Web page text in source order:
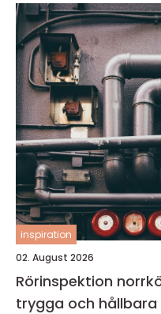
inspiration
02. August 2026
Rörinspektion norrköping så
trygga och